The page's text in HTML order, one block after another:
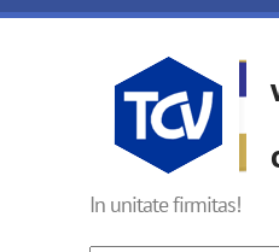
Direkt zum Inhalt
In unitate firmitas!